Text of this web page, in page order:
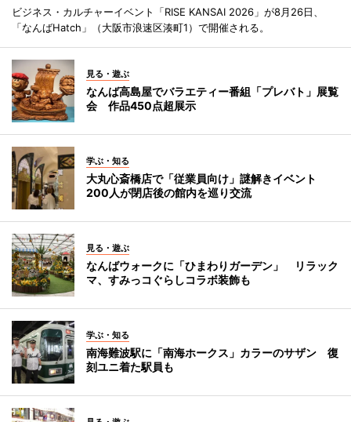
ビジネス・カルチャーイベント「RISE KANSAI 2026」が8月26日、
「なんばHatch」（大阪市浪速区湊町1）で開催される。
見る・遊ぶ
なんば高島屋でバラエティー番組「プレバト」展覧
会 作品450点超展示
学ぶ・知る
大丸心斎橋店で「従業員向け」謎解きイベント
200人が閉店後の館内を巡り交流
見る・遊ぶ
なんばウォークに「ひまわりガーデン」 リラック
マ、すみっコぐらしコラボ装飾も
学ぶ・知る
南海難波駅に「南海ホークス」カラーのサザン 復
刻ユニ着た駅員も